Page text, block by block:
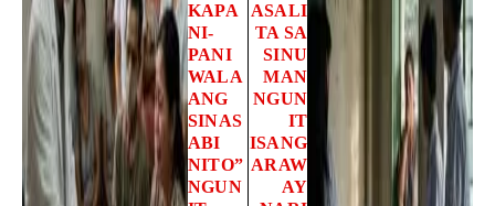
KAPA
NI-
PANI
WALA
ANG
SINAS
ABI
NITO”
NGUN
ASALI
TA SA
SINU
MAN
NGUN
IT
ISANG
ARAW
AY